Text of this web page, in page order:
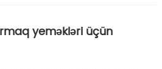
yeməkləri üçün